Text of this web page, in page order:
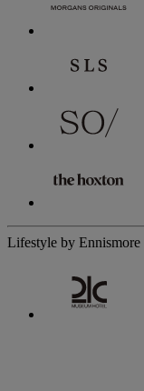
Lifestyle by Ennismore